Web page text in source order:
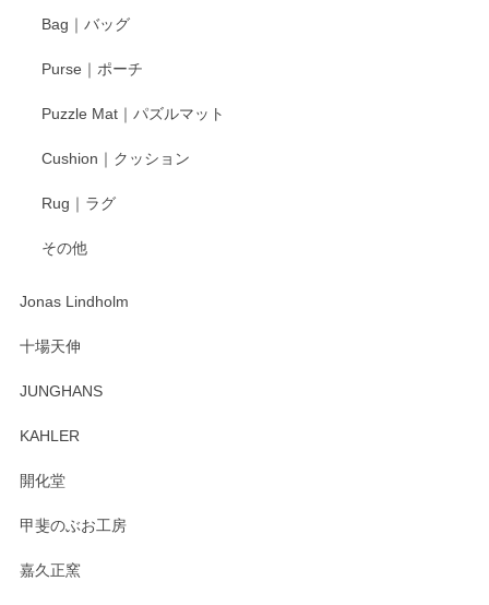
Bag｜バッグ
Purse｜ポーチ
Puzzle Mat｜パズルマット
Cushion｜クッション
Rug｜ラグ
その他
Jonas Lindholm
十場天伸
JUNGHANS
KAHLER
開化堂
甲斐のぶお工房
嘉久正窯